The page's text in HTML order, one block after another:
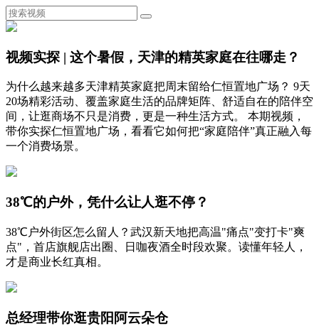
视频实探 | 这个暑假，天津的精英家庭在往哪走？
为什么越来越多天津精英家庭把周末留给仁恒置地广场？ 9天
20场精彩活动、覆盖家庭生活的品牌矩阵、舒适自在的陪伴空
间，让逛商场不只是消费，更是一种生活方式。 本期视频，
带你实探仁恒置地广场，看看它如何把“家庭陪伴”真正融入每
一个消费场景。
38℃的户外，凭什么让人逛不停？
38℃户外街区怎么留人？武汉新天地把高温"痛点"变打卡"爽
点"，首店旗舰店出圈、日咖夜酒全时段欢聚。读懂年轻人，
才是商业长红真相。
总经理带你逛贵阳阿云朵仓